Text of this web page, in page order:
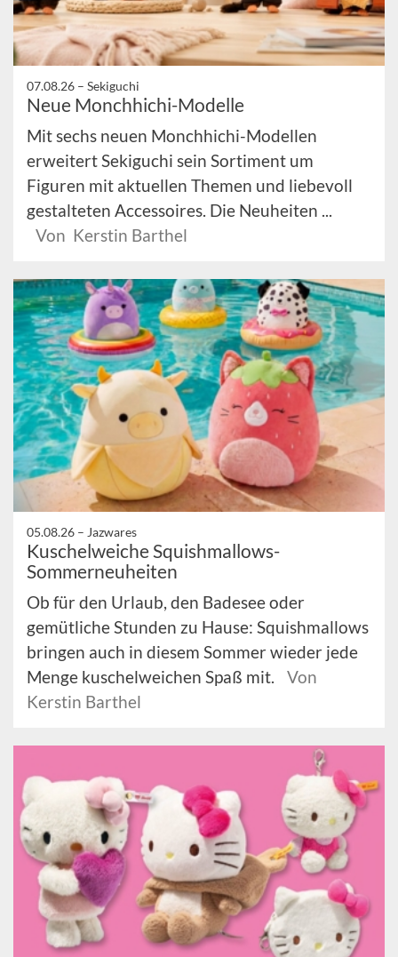
07.08.26 – Sekiguchi
Neue Monchhichi-Modelle
Mit sechs neuen Monchhichi-Modellen
erweitert Sekiguchi sein Sortiment um
Figuren mit aktuellen Themen und liebevoll
gestalteten Accessoires. Die Neuheiten ...
Von Kerstin Barthel
05.08.26 – Jazwares
Kuschelweiche Squishmallows-
Sommerneuheiten
Ob für den Urlaub, den Badesee oder
gemütliche Stunden zu Hause: Squishmallows
bringen auch in diesem Sommer wieder jede
Menge kuschelweichen Spaß mit.
Von
Kerstin Barthel